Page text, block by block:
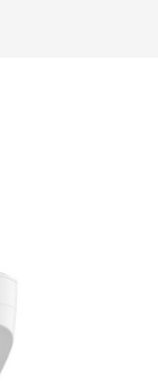
ve Akıllı